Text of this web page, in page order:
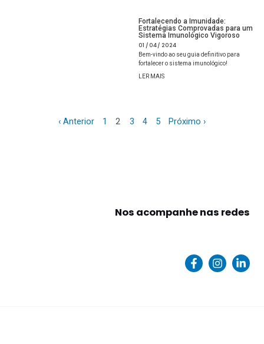
Fortalecendo a Imunidade:
Estratégias Comprovadas para um
Sistema Imunológico Vigoroso
01/04/2024
Bem-vindo ao seu guia definitivo para
fortalecer o sistema imunológico!
LER MAIS
‹ Anterior 1 2 3 4 5 Próximo ›
Nos acompanhe nas redes